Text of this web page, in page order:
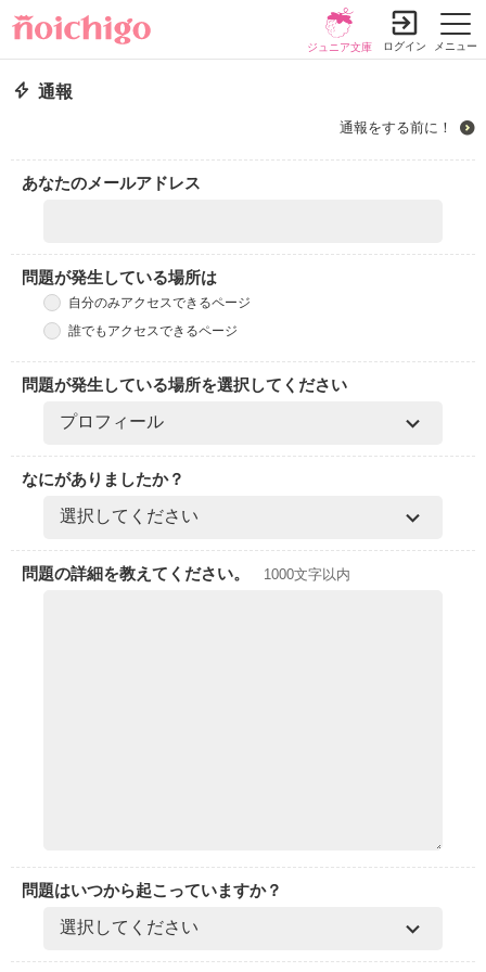
メニュー
ジュニア文庫 ログイン
通報
通報をする前に！
あなたのメールアドレス
問題が発生している場所は
自分のみアクセスできるページ
誰でもアクセスできるページ
問題が発生している場所を選択してください
なにがありましたか？
問題の詳細を教えてください。 1000文字以内
問題はいつから起こっていますか？